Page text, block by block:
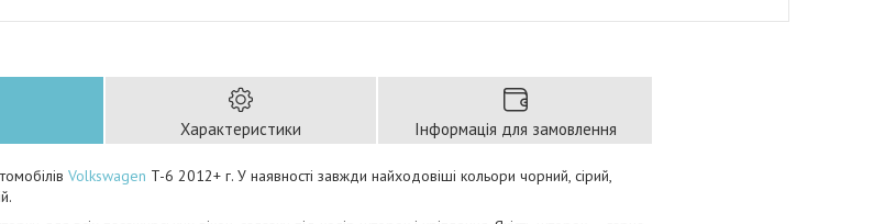
Характеристики Інформація для замовлення
Volkswagen T-6 2012+ г. У наявності завжди найходовіші кольори чорний, сірий,